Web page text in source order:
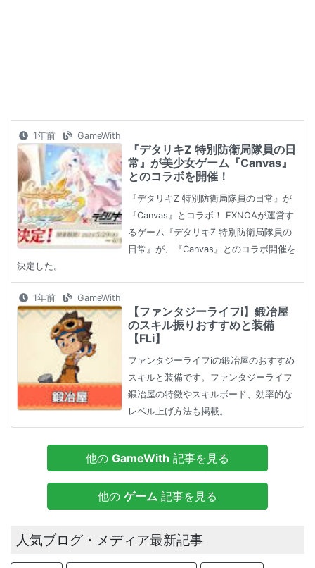
1年前 GameWith
『デタリキZ 特別防衛局隊員の日
常』が美少女ゲーム『Canvas』
とのコラボを開催！
『デタリキZ 特別防衛局隊員の日常』が
『Canvas』とコラボ！ EXNOAが運営す
るゲーム『デタリキZ 特別防衛局隊員の
日常』が、『Canvas』とのコラボ開催を
決定した。
1年前 GameWith
【ファンタジーライフi】鍛冶屋
のスキル振りおすすめと装備
【FLi】
ファンタジーライフiの鍛冶屋のおすすめ
スキルと装備です。ファンタジーライフ
鍛冶屋の特徴やスキルボード、効率的な
レベル上げ方法も掲載。
他の GameWith 記事を見る
他の ゲーム 記事を見る
人気ブログ・メディア最新記事